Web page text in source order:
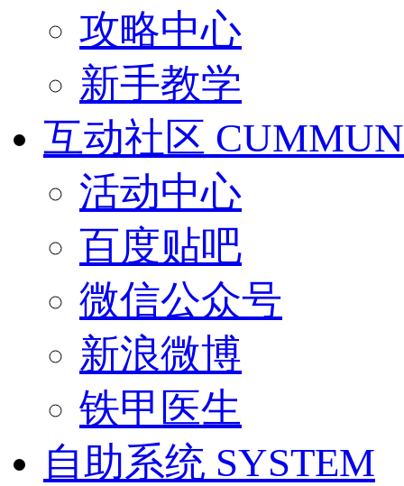
攻略中心
新手教学
互动社区
活动中心
百度贴吧
微信公众号
新浪微博
铁甲医生
自助系统 SYSTEM